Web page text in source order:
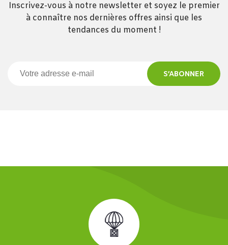
Inscrivez-vous à notre newsletter et soyez le premier
à connaître nos dernières offres ainsi que les
tendances du moment !
S’ABONNER